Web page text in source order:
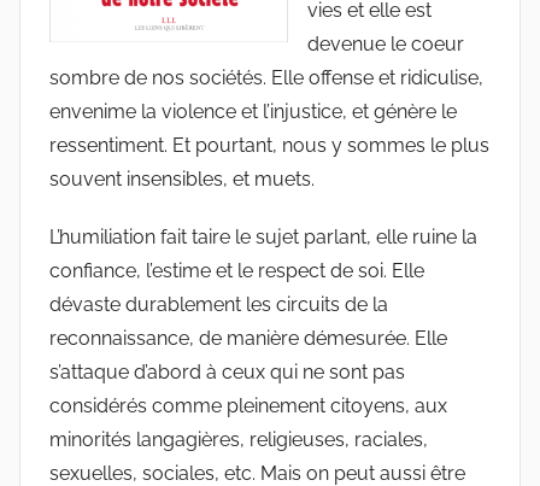
vies et elle est
devenue le coeur
sombre de nos sociétés. Elle offense et ridiculise,
envenime la violence et l’injustice, et génère le
ressentiment. Et pourtant, nous y sommes le plus
souvent insensibles, et muets.
L’humiliation fait taire le sujet parlant, elle ruine la
confiance, l’estime et le respect de soi. Elle
dévaste durablement les circuits de la
reconnaissance, de manière démesurée. Elle
s’attaque d’abord à ceux qui ne sont pas
considérés comme pleinement citoyens, aux
minorités langagières, religieuses, raciales,
sexuelles, sociales, etc. Mais on peut aussi être